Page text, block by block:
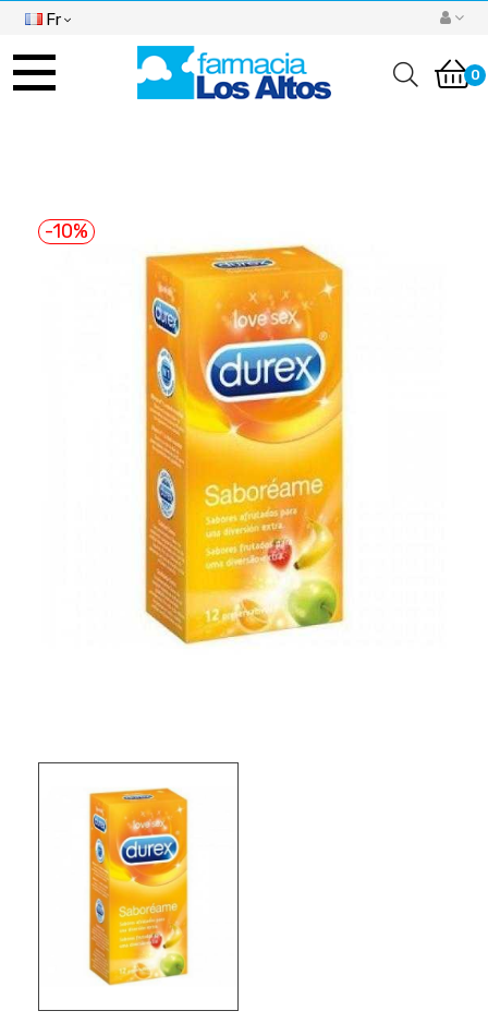
Fr
Basculer 0
-10%